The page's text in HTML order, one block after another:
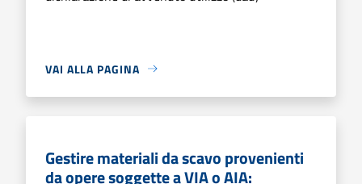
VAI ALLA PAGINA
Gestire materiali da scavo provenienti
da opere soggette a VIA o AIA: